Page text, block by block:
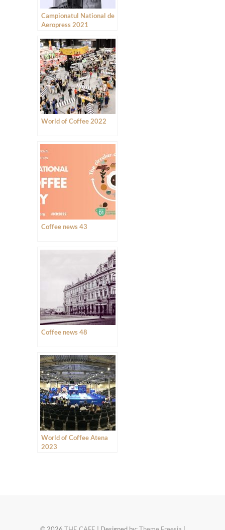
Campionatul National de
Aeropress 2021
World of Coffee 2022
Coffee news 43
Coffee news 48
World of Coffee Atena
2023